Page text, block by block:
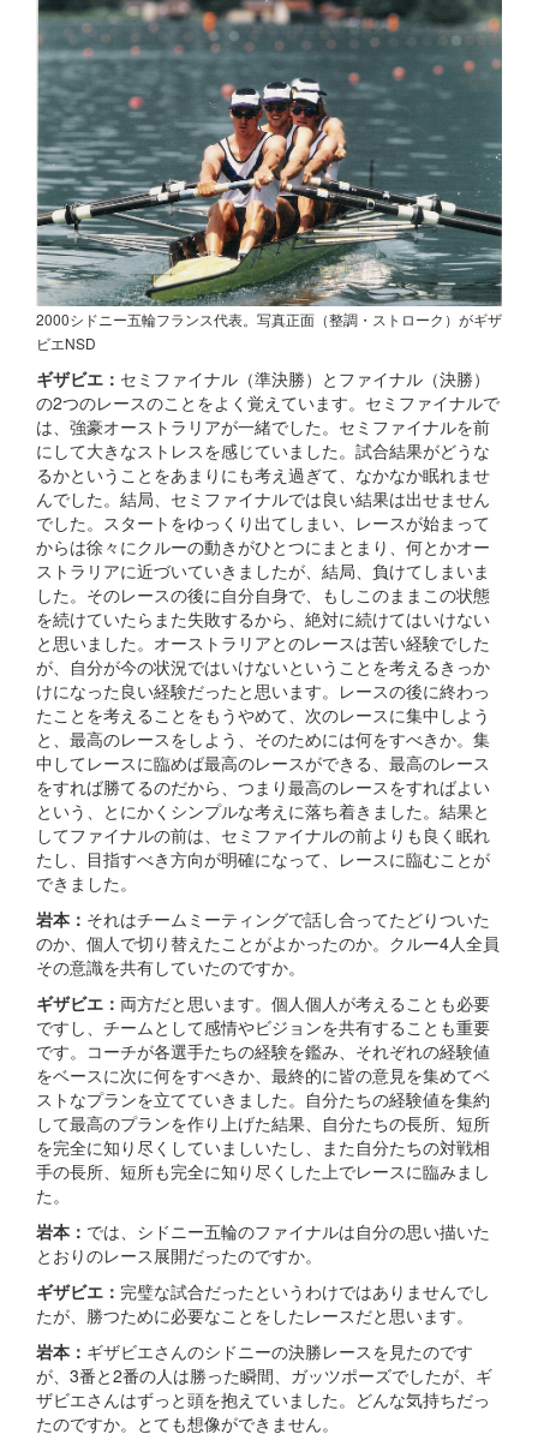
2000シドニー五輪フランス代表。写真正面（整調・ストローク）がギザ
ビエNSD
ギザビエ： セミファイナル（準決勝）とファイナル（決勝）
の2つのレースのことをよく覚えています。セミファイナルで
は、強豪オーストラリアが一緒でした。セミファイナルを前
にして大きなストレスを感じていました。試合結果がどうな
るかということをあまりにも考え過ぎて、なかなか眠れませ
んでした。結局、セミファイナルでは良い結果は出せません
でした。スタートをゆっくり出てしまい、レースが始まって
からは徐々にクルーの動きがひとつにまとまり、何とかオー
ストラリアに近づいていきましたが、結局、負けてしまいま
した。そのレースの後に自分自身で、もしこのままこの状態
を続けていたらまた失敗するから、絶対に続けてはいけない
と思いました。オーストラリアとのレースは苦い経験でした
が、自分が今の状況ではいけないということを考えるきっか
けになった良い経験だったと思います。レースの後に終わっ
たことを考えることをもうやめて、次のレースに集中しよう
と、最高のレースをしよう、そのためには何をすべきか。集
中してレースに臨めば最高のレースができる、最高のレース
をすれば勝てるのだから、つまり最高のレースをすればよい
という、とにかくシンプルな考えに落ち着きました。結果と
してファイナルの前は、セミファイナルの前よりも良く眠れ
たし、目指すべき方向が明確になって、レースに臨むことが
できました。
岩本： それはチームミーティングで話し合ってたどりついた
のか、個人で切り替えたことがよかったのか。クルー4人全員
その意識を共有していたのですか。
ギザビエ： 両方だと思います。個人個人が考えることも必要
ですし、チームとして感情やビジョンを共有することも重要
です。コーチが各選手たちの経験を鑑み、それぞれの経験値
をベースに次に何をすべきか、最終的に皆の意見を集めてベ
ストなプランを立てていきました。自分たちの経験値を集約
して最高のプランを作り上げた結果、自分たちの長所、短所
を完全に知り尽くしていましいたし、また自分たちの対戦相
手の長所、短所も完全に知り尽くした上でレースに臨みまし
た。
岩本： では、シドニー五輪のファイナルは自分の思い描いた
とおりのレース展開だったのですか。
ギザビエ： 完璧な試合だったというわけではありませんでし
たが、勝つために必要なことをしたレースだと思います。
岩本： ギザビエさんのシドニーの決勝レースを見たのです
が、3番と2番の人は勝った瞬間、ガッツポーズでしたが、ギ
ザビエさんはずっと頭を抱えていました。どんな気持ちだっ
たのですか。とても想像ができません。